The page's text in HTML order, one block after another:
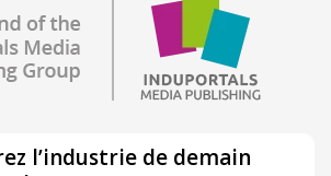
l’industrie de demain